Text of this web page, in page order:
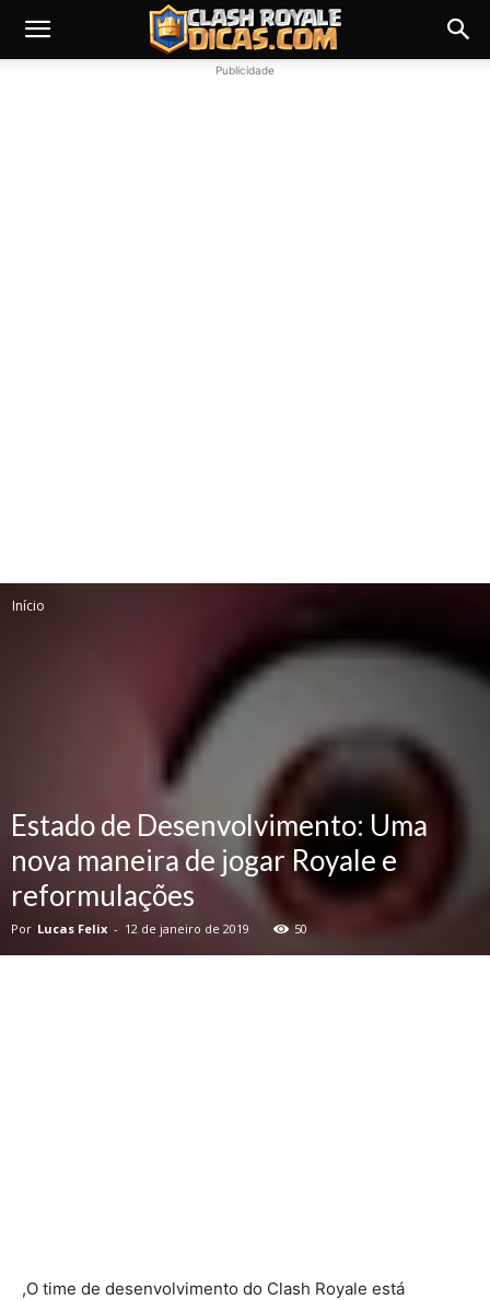
Publicidade
Início
Estado de Desenvolvimento: Uma
nova maneira de jogar Royale e
reformulações
Por Lucas Felix - 12 de janeiro de 2019 50
,O time de desenvolvimento do Clash Royale está